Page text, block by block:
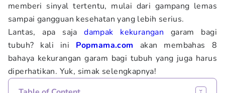
memberi sinyal tertentu, mulai dari gampang lemas
sampai gangguan kesehatan yang lebih serius.
Lantas, apa sajadampak kekurangan garam bagi
tubuh? kali ini Popmama.com akan membahas 8
bahaya kekurangan garam bagi tubuh yang juga harus
diperhatikan. Yuk, simak selengkapnya!